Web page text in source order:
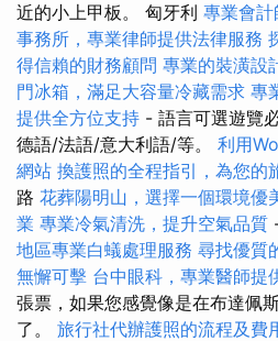
近的小上甲板。 匈牙利 專業會
事務所，專業律師提供法律服務
得信賴的財務顧問 專業的裝潢設
門冰箱，滿足大容量冷藏需求 專
提供全方位支持 - 語言可選遊覽
德語/法語/意大利語/等。 利用
網站 換護照的全程指引，為您的
路 花葬陽明山，選擇一個環境優
業 專業冷氣清洗，提升空氣品質
地區專業白蟻處理服務 尋找優質
無懈可擊 台中眼科，專業醫師提
張票，如果您感覺像是在布達佩
了。 旅行社代辦護照的流程及費